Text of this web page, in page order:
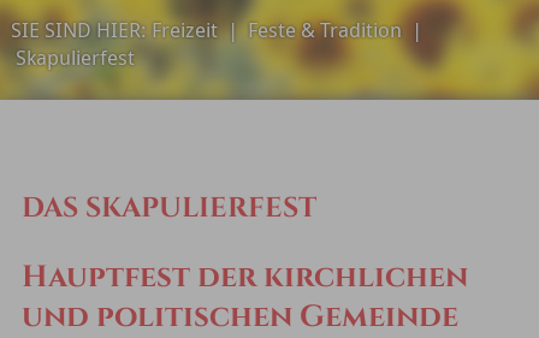
SIE SIND HIER:Freizeit| Feste & Tradition|
Skapulierfest
DAS SKAPULIERFEST
Hauptfest der kirchlichen
und politischen Gemeinde